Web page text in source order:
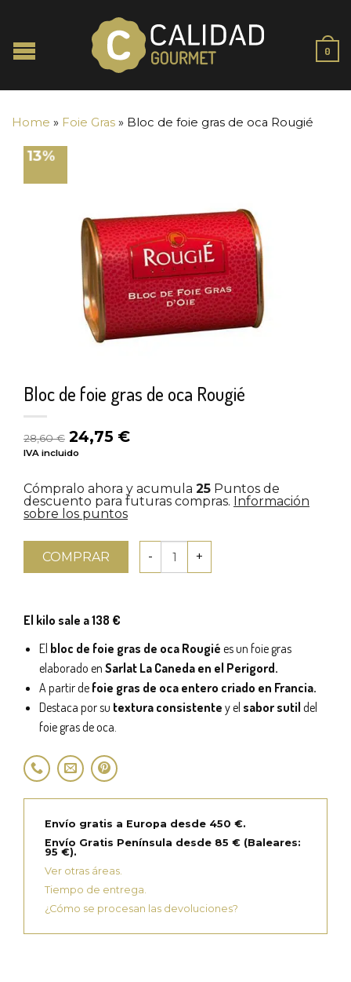
0
Home » Foie Gras » Bloc de foie gras de oca Rougié
13%
Bloc de foie gras de oca Rougié
28,60€ El
precio
era:
28,60 €.
24,75 €El
24,75 €.
IVA incluido
Cómpralo ahora y acumula 25 Puntos de
descuento para futuras compras. Información
sobre los puntos
COMPRAR
El kilo sale a 138 €
El bloc de foie gras de oca Rougié es un foie gras
elaborado en Sarlat La Caneda en el Perigord.
A partir de foie gras de oca entero criado en Francia.
Destaca por su textura consistente y el sabor sutil del
foie gras de oca.
Envío gratis a Europa desde 450 €.
Envío Gratis Península desde 85 € (Baleares:
95 €).
Ver otras áreas.
Tiempo de entrega.
¿Cómo se procesan las devoluciones?